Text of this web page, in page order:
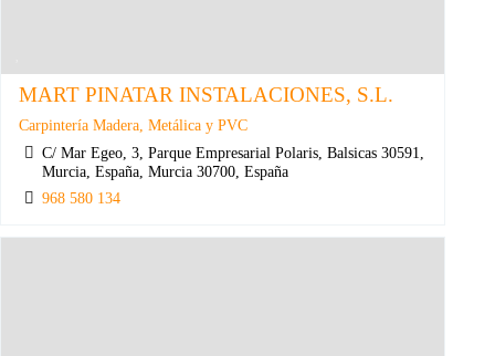
MART PINATAR INSTALACIONES, S.L.
Carpintería Madera, Metálica y PVC
C/ Mar Egeo, 3, Parque Empresarial Polaris, Balsicas 30591,
Murcia, España, Murcia 30700, España
968 580 134